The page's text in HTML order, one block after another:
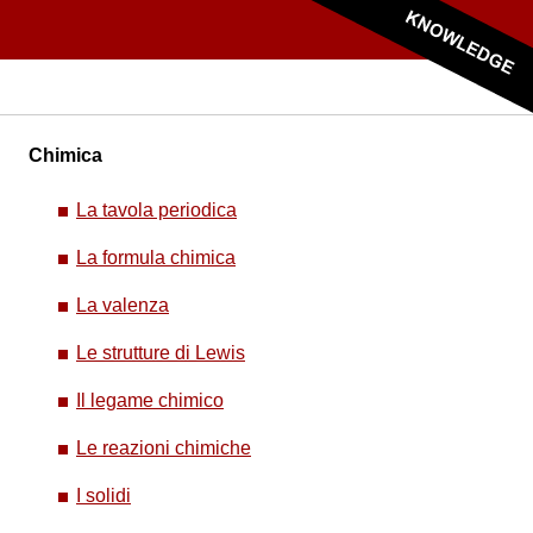
Chimica
La tavola periodica
La formula chimica
La valenza
Le strutture di Lewis
Il legame chimico
Le reazioni chimiche
I solidi